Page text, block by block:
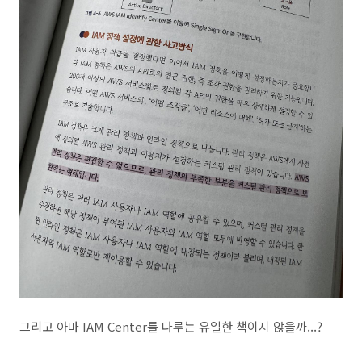
그리고 아마 IAM Center를 다루는 유일한 책이지 않을까...?